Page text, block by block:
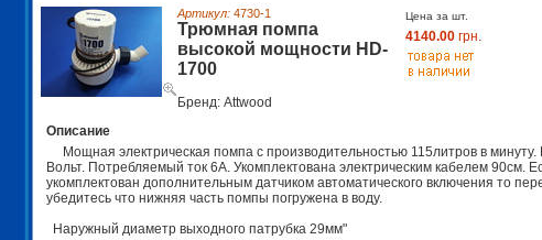
Артикул: 4730-1
Трюмная помпа
высокой мощности HD-
1700
Бренд: Attwood
Цена за шт.
4140.00 грн.
Описание
Мощная электрическая помпа с производительностью 115литров в
Вольт. Потребляемый ток 6А. Укомплектована электрическим кабелем 90см.
укомплектован дополнительным датчиком автоматического включения то
убедитесь что нижняя часть помпы погружена в воду.
Наружный диаметр выходного патрубка 29мм"